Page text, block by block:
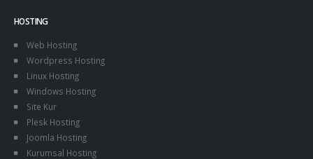
HOSTING
Web Hosting
Wordpress Hosting
Linux Hosting
Windows Hosting
Site Kur
Plesk Hosting
Joomla Hosting
Kurumsal Hosting